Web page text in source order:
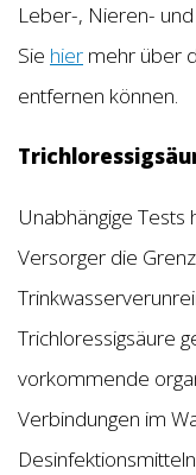
Leber-, Nieren-
Sie hier mehr über
entfernen können.
Unabhängige
Versorger die
Trichloressigsäure
vorkommende
Verbindungen im